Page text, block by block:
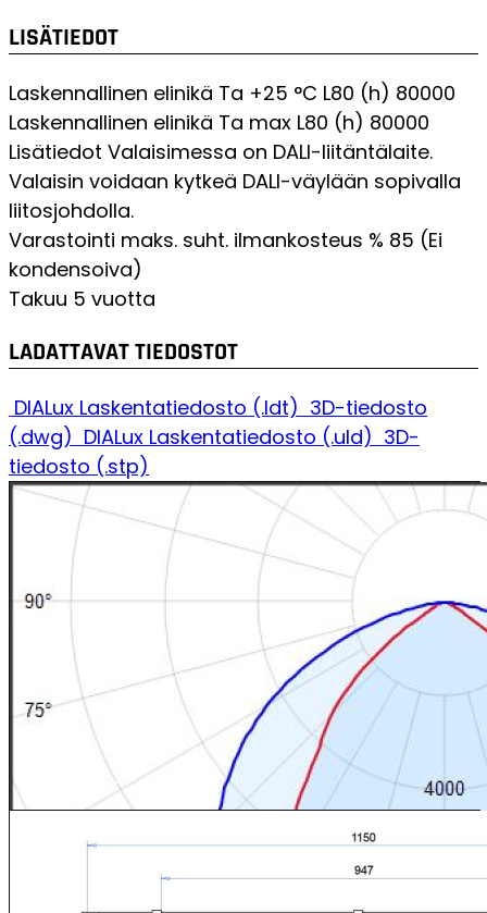
LISÄTIEDOT
Laskennallinen elinikä Ta +25 °C L80 (h) 80000
Laskennallinen elinikä Ta max L80 (h) 80000
Lisätiedot Valaisimessa on DALI-liitäntälaite.
Valaisin voidaan kytkeä DALI-väylään sopivalla
liitosjohdolla.
Varastointi maks. suht. ilmankosteus % 85 (Ei
kondensoiva)
Takuu 5 vuotta
LADATTAVAT TIEDOSTOT
DIALux Laskentatiedosto (.ldt)
(.dwg) DIALux Laskentatiedosto (.uld)
tiedosto (.stp)